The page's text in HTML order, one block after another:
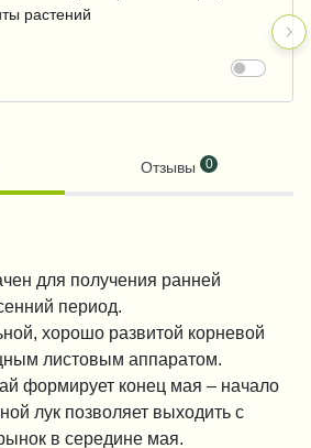
растений
Отзывы 0
для получения ранней
период.
хорошо развитой корневой
листовым аппаратом.
формирует конец мая – начало
лук позволяет выходить с
в середине мая.